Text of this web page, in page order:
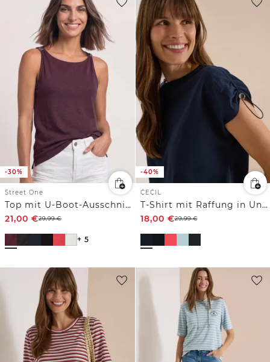
-30%
Street One
Top mit U-Boot-Ausschnitt und Schulterdetail
21,00 €29,99€
+ 5
-40%
CECIL
T-Shirt mit Raffung in Unifarbe
18,00 €29,99€